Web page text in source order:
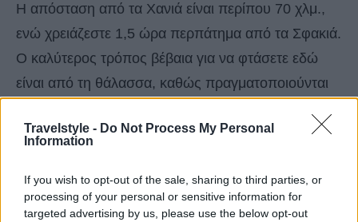
Travelstyle - Do Not Process My Personal
Information
If you wish to opt-out of the sale, sharing to third parties, or
processing of your personal or sensitive information for
targeted advertising by us, please use the below opt-out
Η απόσταση από τα Χανιά είναι περίπου 70 χλμ.,
ενώ χρειάζεστε 1,5 ώρα περπάτημα από τα Σφακιά.
Ο καλύτερος τρόπος βέβαια για να φτάσετε εδώ
είναι από τη θάλασσα, καθώς πραγματοποιούνται
Σφακιά, διάρκειας μόλις 15 λεπτών. Επιπλέον
Παλαιόχωρα και την Αγία Ρουμέλη.